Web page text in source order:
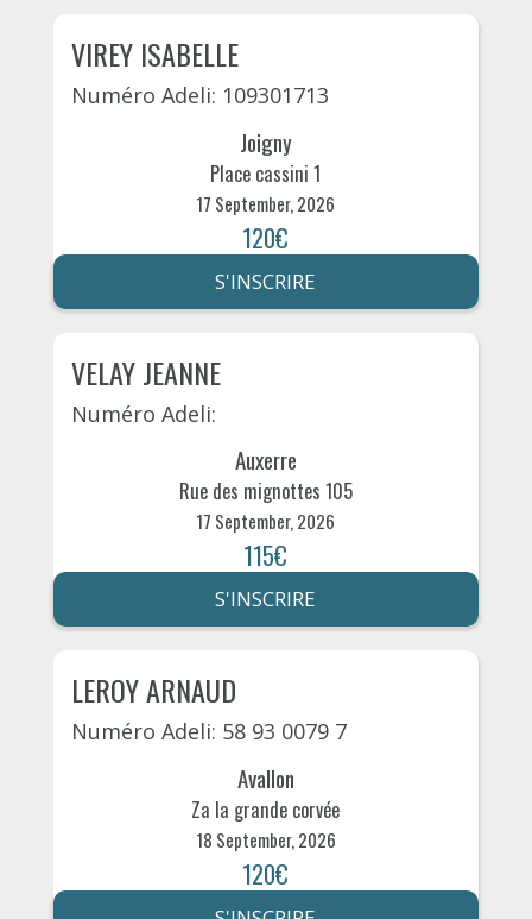
VIREY ISABELLE
Numéro Adeli: 109301713
Joigny
Place cassini 1
17 September, 2026
120€
S'INSCRIRE
VELAY JEANNE
Numéro Adeli:
Auxerre
Rue des mignottes 105
17 September, 2026
115€
S'INSCRIRE
LEROY ARNAUD
Numéro Adeli: 58 93 0079 7
Avallon
Za la grande corvée
18 September, 2026
120€